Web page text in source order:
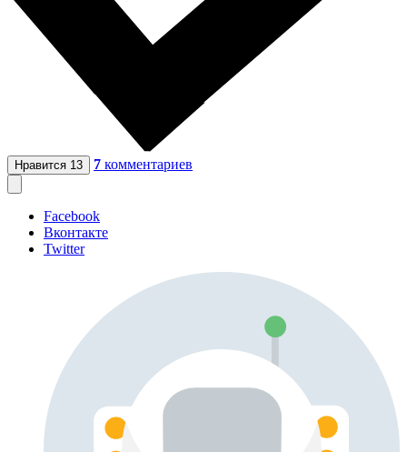
Нравится 13 7 комментариев
Facebook
Вконтакте
Twitter